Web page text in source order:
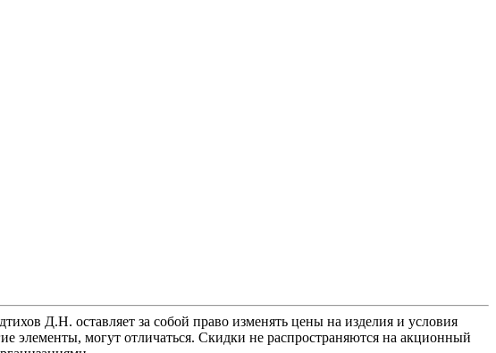
Д.Н. оставляет за собой право изменять цены на изделия и условия
элементы, могут отличаться. Скидки не распространяются на акционный